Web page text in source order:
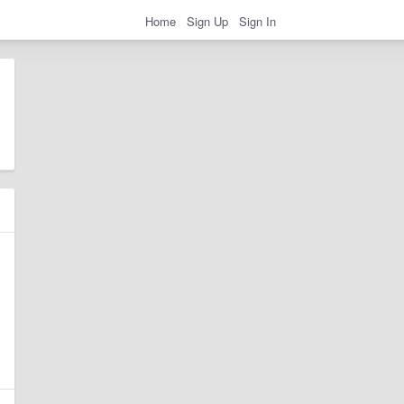
Home Sign Up Sign In